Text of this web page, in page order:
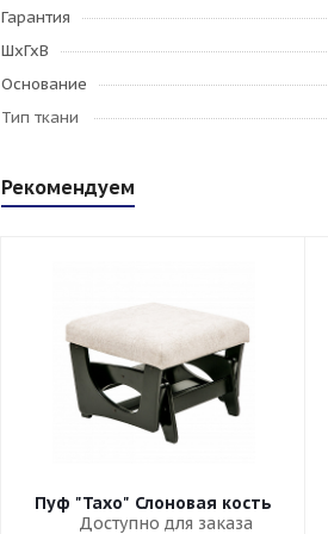
Гарантия
ШхГхВ
Основание
Тип ткани
Рекомендуем
Пуф "Тахо" Слоновая кость
Доступно для заказа